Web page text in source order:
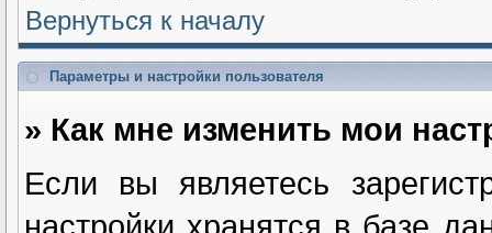
Вернуться к началу
Параметры и настройки пользователя
» Как мне изменить мои
Если вы являетесь